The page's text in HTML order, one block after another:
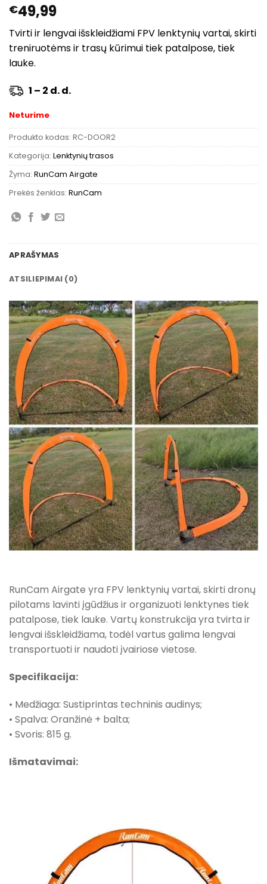
€49,99
Tvirti ir lengvai išskleidžiami FPV lenktynių vartai, skirti
treniruotėms ir trasų kūrimui tiek patalpose, tiek
lauke.
1 – 2 d. d.
Neturime
Produkto kodas: RC-DOOR2
Kategorija: Lenktynių trasos
Žyma: RunCam Airgate
Prekės ženklas: RunCam
APRAŠYMAS
ATSILIEPIMAI (0)
RunCam Airgate yra FPV lenktynių vartai, skirti dronų
pilotams lavinti įgūdžius ir organizuoti lenktynes tiek
patalpose, tiek lauke. Vartų konstrukcija yra tvirta ir
lengvai išskleidžiama, todėl vartus galima lengvai
transportuoti ir naudoti įvairiose vietose.
Specifikacija:
• Medžiaga: Sustiprintas techninis audinys;
• Spalva: Oranžinė + balta;
• Svoris: 815 g.
Išmatavimai: